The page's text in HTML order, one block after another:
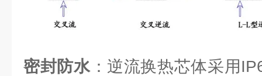
密封防水：逆流换热芯体采用